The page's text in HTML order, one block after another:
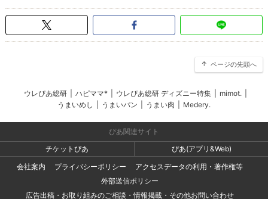
ページの先頭へ
ウレぴあ総研 ハピママ* ウレぴあ総研 ディズニー特集 mimot.
うまいめし
うまいパン うまい肉 Medery.
ぴあ関連サイト
チケットぴあ
ぴあ(アプリ&Web)
会社案内
プライバシーポリシー
アクセスデータの利用・著作権等
外部送信ポリシー
広告出稿・お取り組みのご相談・情報掲載・その他お問い合わせ